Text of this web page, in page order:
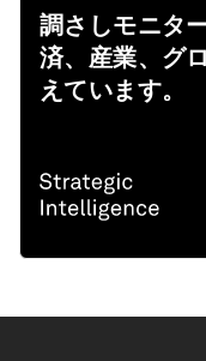
調さしモニタ
済、産業、グ
えています。